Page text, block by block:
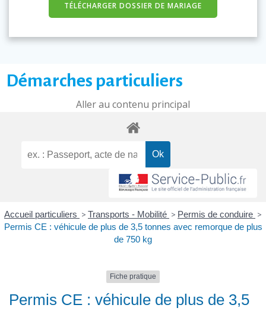
TÉLÉCHARGER DOSSIER DE MARIAGE
Démarches particuliers
Aller au contenu principal
Accueil particuliers > Transports - Mobilité > Permis de conduire >
Permis CE : véhicule de plus de 3,5 tonnes avec remorque de plus
de 750 kg
Fiche pratique
Permis CE : véhicule de plus de 3,5